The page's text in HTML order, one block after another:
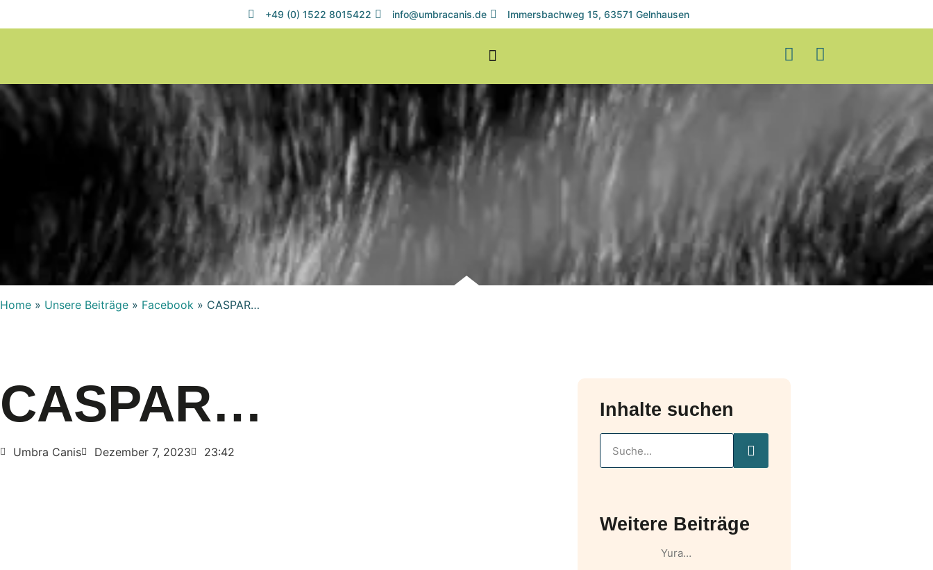
+49 (0) 1522 8015422 info@umbracanis.de Immersbachweg 15, 63571 Gelnhausen
Home » Unsere Beiträge » Facebook » CASPAR…
CASPAR…
Umbra Canis Dezember 7, 2023 23:42
Inhalte suchen
Weitere Beiträge
Yura…